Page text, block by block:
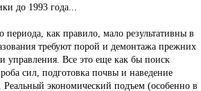
до 1993 года...
периода, как правило, мало результативны в
требуют порой и демонтажа прежних
управления. Все это еще как бы поиск
сил, подготовка почвы и наведение
Реальный экономический подъем (особенно в